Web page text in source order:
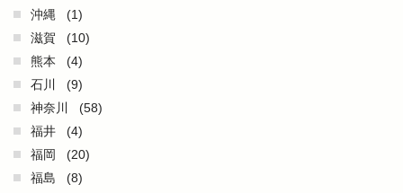
沖縄
(1)
滋賀
(10)
熊本
(4)
石川
(9)
神奈川
(58)
福井
(4)
福岡
(20)
福島
(8)